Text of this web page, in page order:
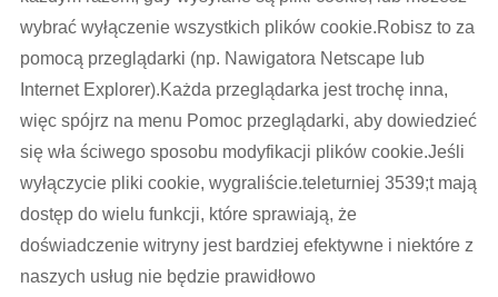
wybrać wyłączenie wszystkich plików cookie.Robisz to za
pomocą przeglądarki (np. Nawigatora Netscape lub
Internet Explorer).Każda przeglądarka jest trochę inna,
więc spójrz na menu Pomoc przeglądarki, aby dowiedzieć
się wła ściwego sposobu modyfikacji plików cookie.Jeśli
wyłączycie pliki cookie, wygraliście.teleturniej 3539;t mają
dostęp do wielu funkcji, które sprawiają, że
doświadczenie witryny jest bardziej efektywne i niektóre z
naszych usług nie będzie prawidłowo